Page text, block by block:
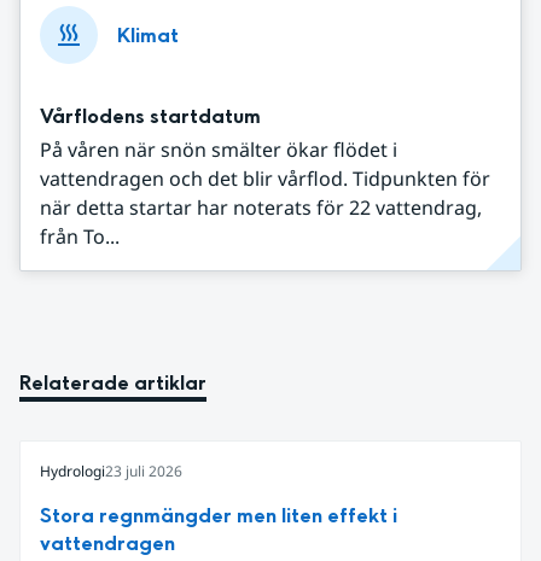
Klimat
Vårflodens startdatum
På våren när snön smälter ökar flödet i
vattendragen och det blir vårflod. Tidpunkten för
när detta startar har noterats för 22 vattendrag,
från To...
Relaterade artiklar
Hydrologi23 juli 2026
Stora regnmängder men liten effekt i
vattendragen